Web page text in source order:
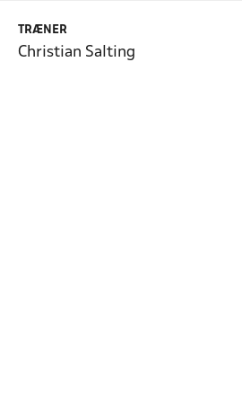
TRÆNER
Christian Salting